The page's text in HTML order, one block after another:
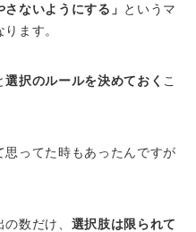
さないようにする」 というマ
ます。
選択のルールを決めておく こ
ってた時もあったんですが
数だけ、 選択肢は限られて